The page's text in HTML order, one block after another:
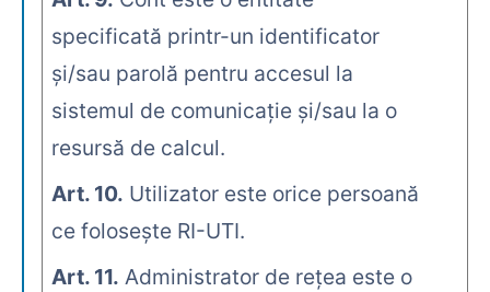
specificată printr-un identificator
şi/sau parolă pentru accesul la
sistemul de comunicaţie şi/sau la o
resursă de calcul.
Art. 10. Utilizator este orice persoană
ce foloseşte RI-UTI.
Art. 11. Administrator de reţea este o